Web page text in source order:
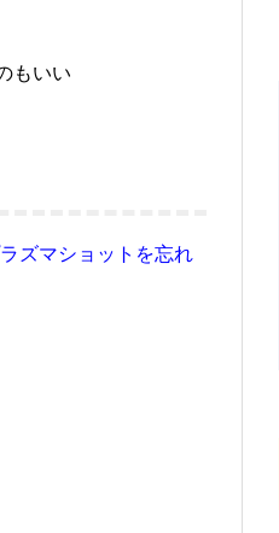
もいい
ズマショットを忘れ